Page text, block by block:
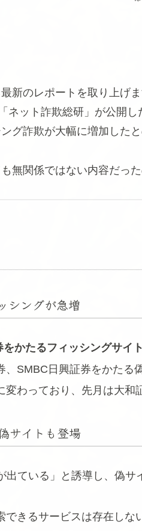
新のレポートを取り上げま
ネット詐欺総研」が公開し
グ詐欺が大幅に増加したと
無関係ではない内容だっ
シングが急増
をかたるフィッシングサイ
SMBC日興証券をかたる
変わっており、先月は大和
サイトも登場
出ている」と誘導し、偽
きるサービスは存在しな